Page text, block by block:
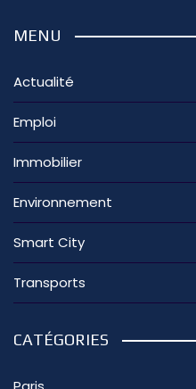
MENU
Actualité
Emploi
Immobilier
Environnement
Smart City
Transports
CATÉGORIES